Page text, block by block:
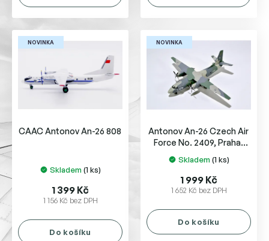
NOVINKA
CAAC Antonov An-26 808
Skladem (1 ks)
1 156 Kč bez DPH
1 399 Kč
Do košíku
NOVINKA
Antonov An-26 Czech Air
Force No. 2409, Praha-
Průměrné
hodnocení
produktu
5,0
z
Skladem (1 ks)
1 652 Kč bez DPH
1 999 Kč
Do košíku